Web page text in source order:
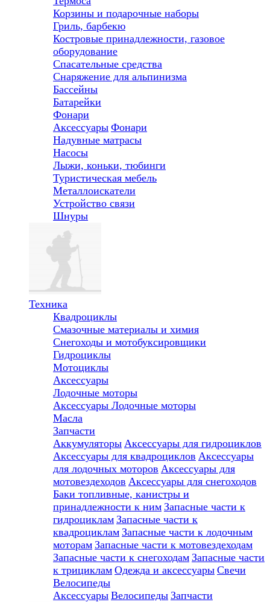
Корзины и подарочные наборы
Гриль, барбекю
Костровые принадлежности, газовое
оборудование
Спасательные средства
Снаряжение для альпинизма
Бассейны
Батарейки
Фонари
Аксессуары Фонари
Надувные матрасы
Насосы
Лыжи, коньки, тюбинги
Туристическая мебель
Металлоискатели
Устройство связи
Шнуры
Техника
Квадроциклы
Смазочные материалы и химия
Снегоходы и мотобуксировщики
Гидроциклы
Мотоциклы
Аксессуары
Лодочные моторы
Аксессуары Лодочные моторы
Масла
Запчасти
Аккумуляторы Аксессуары для гидроциклов
Аксессуары для квадроциклов Аксессуары
для лодочных моторов Аксессуары для
мотовездеходов Аксессуары для снегоходов
Баки топливные, канистры и
принадлежности к ним Запасные части к
гидроциклам Запасные части к
квадроциклам Запасные части к лодочным
моторам Запасные части к мотовездеходам
Запасные части к снегоходам Запасные части
к трициклам Одежда и аксессуары Свечи
Велосипеды
Аксессуары Велосипеды Запчасти